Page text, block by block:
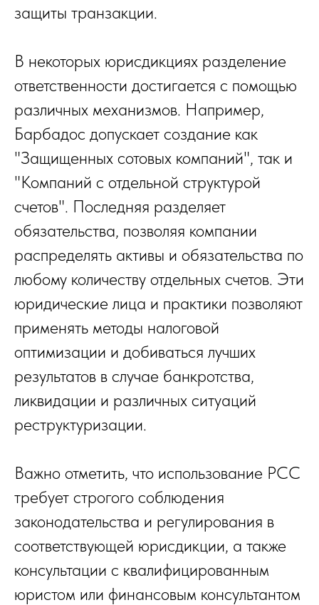
защиты транзакции.
В некоторых юрисдикциях разделение
ответственности достигается с помощью
различных механизмов. Например,
Барбадос допускает создание как
"Защищенных сотовых компаний", так и
"Компаний с отдельной структурой
счетов". Последняя разделяет
обязательства, позволяя компании
распределять активы и обязательства по
любому количеству отдельных счетов. Эти
юридические лица и практики позволяют
применять методы налоговой
оптимизации и добиваться лучших
результатов в случае банкротства,
ликвидации и различных ситуаций
реструктуризации.
Важно отметить, что использование PCC
требует строгого соблюдения
законодательства и регулирования в
соответствующей юрисдикции, а также
консультации с квалифицированным
юристом или финансовым консультантом